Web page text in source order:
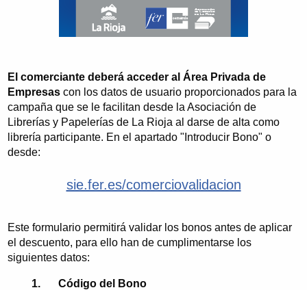
El comerciante deberá acceder al Área Privada de
Empresas con los datos de usuario proporcionados para la
campaña que se le facilitan desde la Asociación de
Librerías y Papelerías de La Rioja al darse de alta como
librería participante. En el apartado "Introducir Bono" o
desde:
sie.fer.es/comerciovalidacion
Este formulario permitirá validar los bonos antes de aplicar
el descuento, para ello han de cumplimentarse los
siguientes datos:
Código del Bono